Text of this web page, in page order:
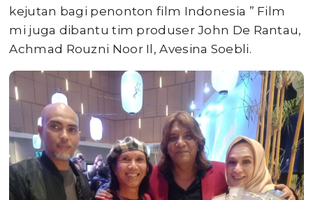
kejutan bagi penonton film Indonesia ” Film
mi juga dibantu tim produser John De Rantau,
Achmad Rouzni Noor Il, Avesina Soebli.